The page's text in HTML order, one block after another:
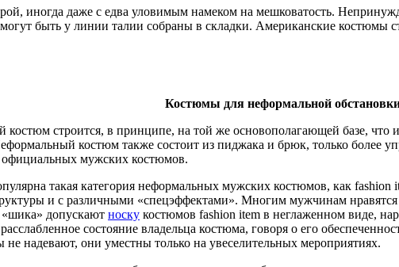
иногда даже с едва уловимым намеком на мешковатость.
быть у линии талии собраны в складки. Американские костюмы
Костюмы для неформальной
строится, в принципе, на той же основополагающей базе, что
костюм также состоит из пиджака и брюк, только более
мужских костюмов.
такая категория неформальных мужских костюмов, как
и с различными «спецэффектами». Многим мужчинам
допускают носку костюмов fashion item в неглаженном виде,
состояние владельца костюма, говоря о его
не надевают, они уместны только на увеселительных мероприятиях.